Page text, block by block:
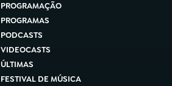
PROGRAMAÇÃO
PROGRAMAS
PODCASTS
VIDEOCASTS
ÚLTIMAS
FESTIVAL DE MÚSICA